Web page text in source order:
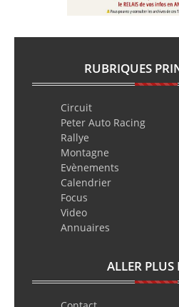
RUBRIQUES
Circuit
Peter Auto Racing
Rallye
Montagne
Evènements
Calendrier
Focus
Video
Annuaires
ALLER PLUS